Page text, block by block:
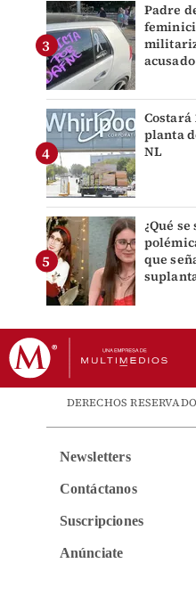
Padre
planta
NL
¿Qué
que
DERECHOS
Newsletters
Contáctanos
Suscripciones
Anúnciate